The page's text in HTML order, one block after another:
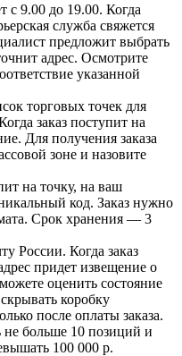
с 9.00 до 19.00. Когда
служба свяжется
предложит выбрать
адрес. Осмотрите
указанной
торговых точек для
заказ поступит на
Для получения заказа
зоне и назовите
на точку, на ваш
код. Заказ нужно
Срок хранения — 3
России. Когда заказ
придет извещение о
оценить состояние
коробку
после оплаты заказа.
не больше 10 позиций и
100 000 р.